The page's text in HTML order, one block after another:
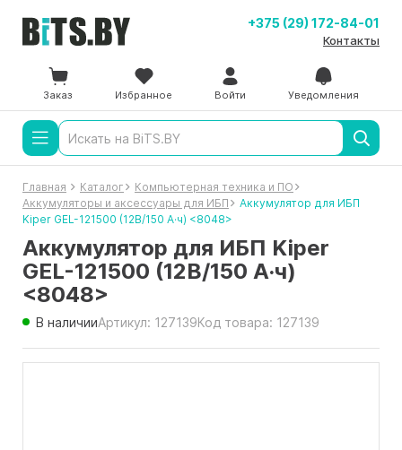
+375 (29) 172-84-01
Контакты
Заказ Избранное Войти Уведомления
Главная Каталог
Компьютерная техника и ПО
Аккумуляторы и аксессуары для ИБП
Аккумулятор для ИБП
Kiper GEL-121500 (12В/150 А·ч) <8048>
Аккумулятор для ИБП Kiper
GEL-121500 (12В/150 А·ч)
<8048>
В наличииАртикул: 127139Код товара: 127139